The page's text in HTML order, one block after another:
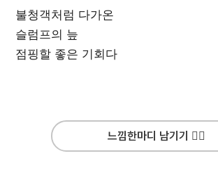
불청객처럼 다가온
슬럼프의 늪
점핑할 좋은 기회다
느낌한마디 남기기 ✍🏻